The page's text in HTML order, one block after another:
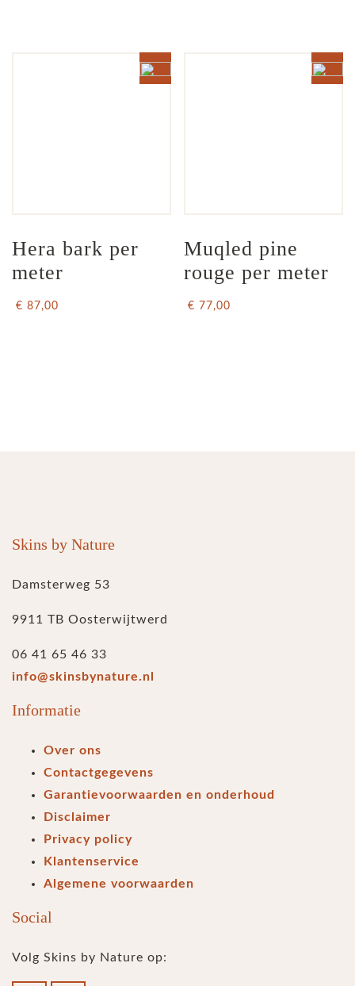
Hera bark per
meter
€ 87,00
Muqled pine
rouge per meter
€ 77,00
Skins by Nature
Damsterweg 53
9911 TB Oosterwijtwerd
06 41 65 46 33
info@skinsbynature.nl
Informatie
Over ons
Contactgegevens
Garantievoorwaarden en onderhoud
Disclaimer
Privacy policy
Klantenservice
Algemene voorwaarden
Social
Volg Skins by Nature op: